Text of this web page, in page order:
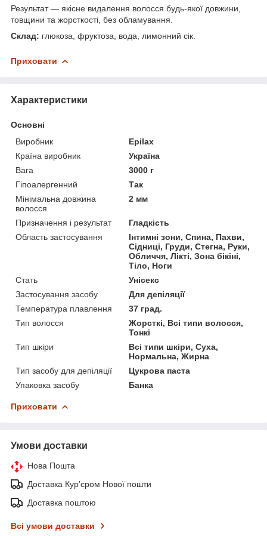
Результат — якісне видалення волосся будь-якої довжини,
товщини та жорсткості, без обламування.
Склад: глюкоза, фруктоза, вода, лимонний сік.
Приховати
Характеристики
Основні
Виробник
Epilax
Країна виробник
Україна
Вага
3000 г
Гіпоалергенний
Так
Мінімальна довжина
волосся
2 мм
Призначення і результат
Гладкість
Область застосування
Інтимні зони, Спина, Пахви,
Сідниці, Груди, Стегна, Руки,
Обличчя, Лікті, Зона бікіні,
Тіло, Ноги
Стать
Унісекс
Застосування засобу
Для депіляції
Температура плавлення
37 град.
Тип волосся
Жорсткі, Всі типи волосся,
Тонкі
Тип шкіри
Всі типи шкіри, Суха,
Нормальна, Жирна
Тип засобу для депіляції
Цукрова паста
Упаковка засобу
Банка
Приховати
Умови доставки
Нова Пошта
Доставка Курʼєром Нової пошти
Доставка поштою
Всі умови доставки